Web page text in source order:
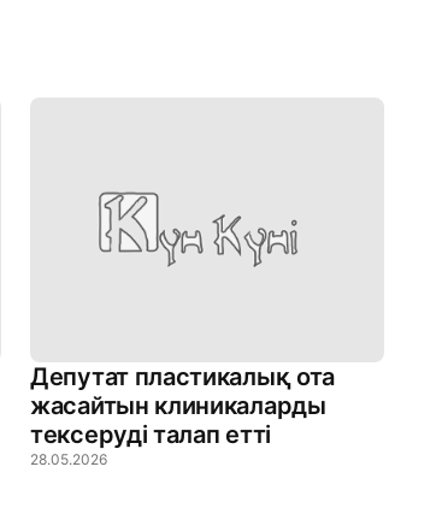
Депутат пластикалық ота
жасайтын клиникаларды
тексеруді талап етті
28.05.2026